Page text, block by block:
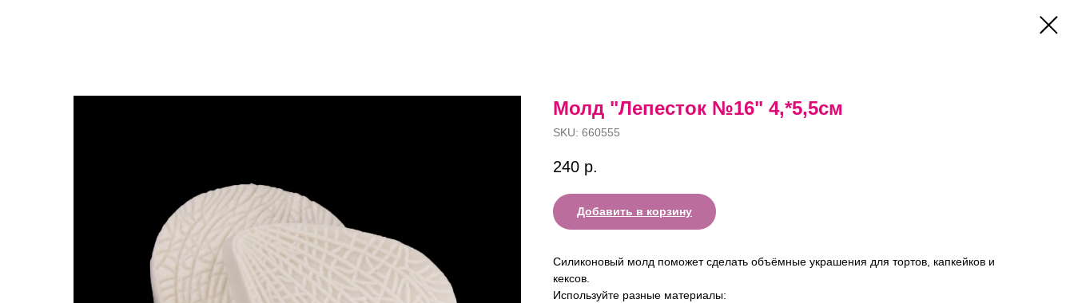
Молд "Лепесток №16" 4,*5,5см
SKU: 660555
240 р.
Добавить в корзину
Силиконовый молд поможет сделать объёмные украшения для тортов, капкейков и
кексов.
Используйте разные материалы: